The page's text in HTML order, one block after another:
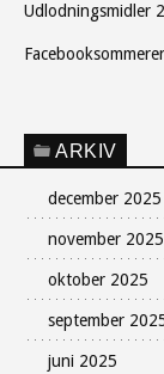
Udlodningsmidler
ARKIV
december 2025
november 2025
oktober 2025
september
juni 2025